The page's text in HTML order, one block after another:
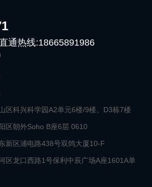
通热线:18665891986
区科兴科学园A2单元6楼/9楼、D3栋7楼
区朝外Soho B座6层 0610
新区浦电路438号双鸽大厦10-F
区龙口西路1号保利中辰广场A座1601A单